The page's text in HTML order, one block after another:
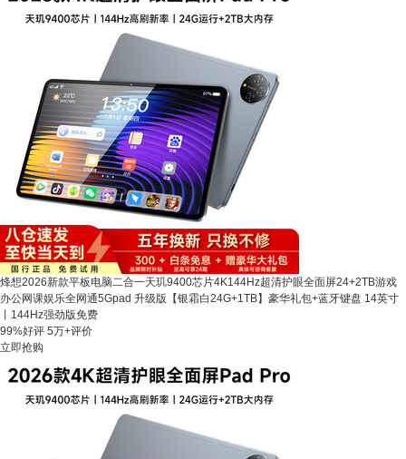
烽想2026新款平板电脑二合一天玑9400芯片4K144Hz超清护眼全面屏24+2TB游戏
办公网课娱乐全网通5Gpad 升级版【银霜白24G+1TB】豪华礼包+蓝牙键盘 14英寸
丨144Hz强劲版免费
99%好评 5万+评价
立即抢购